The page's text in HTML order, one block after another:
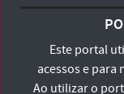
Este portal
acessos e
Ao utilizar o